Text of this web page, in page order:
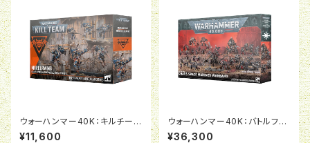
ウォーハンマー40K：キルチー
ム：マーダーウィング
¥11,600
ウォーハンマー40K：バトルフォ
ース：ケイオス・スペースマリー
¥36,300